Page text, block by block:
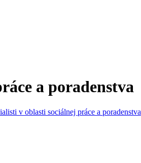
a poradenstva
v oblasti sociálnej práce a poradenstva